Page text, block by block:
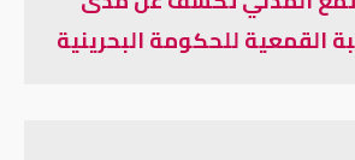
القمعية للحكومة البحرينية